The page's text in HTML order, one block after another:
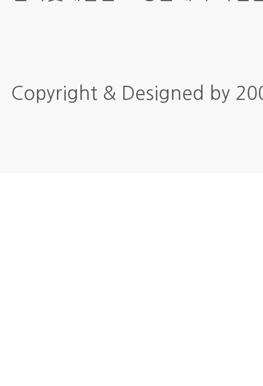
Copyright & Designed by